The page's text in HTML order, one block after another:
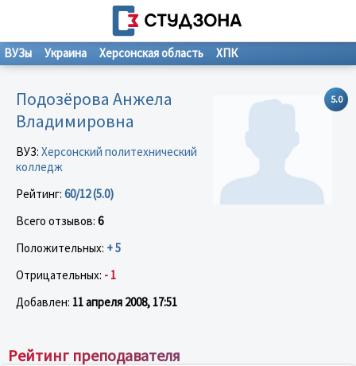
ВУЗы Украина Херсонская область ХПК
5.0
Подозёрова Анжела
Владимировна
ВУЗ: Херсонский политехнический
колледж
Рейтинг: 60/12 (5.0)
Всего отзывов: 6
Положительных: + 5
Отрицательных: - 1
Добавлен: 11 апреля 2008, 17:51
Рейтинг преподавателя